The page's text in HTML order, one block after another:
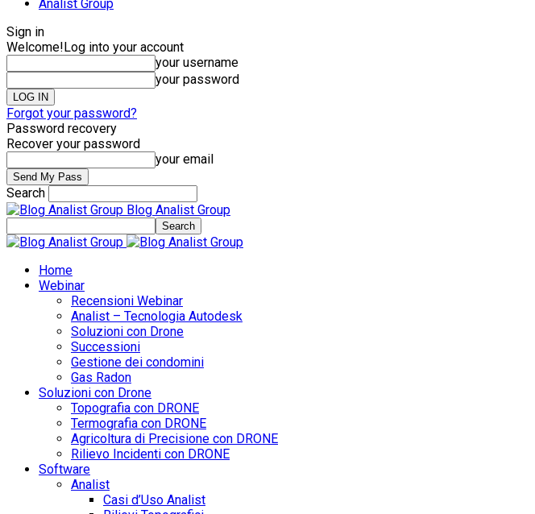
Analist Group
Sign in
Welcome!Log into your account
your username
your password
Forgot your password?
Password recovery
Recover your password
your email
Search
Blog Analist Group
Home
Webinar
Recensioni Webinar
Analist – Tecnologia Autodesk
Soluzioni con Drone
Successioni
Gestione dei condomini
Gas Radon
Soluzioni con Drone
Topografia con DRONE
Termografia con DRONE
Agricoltura di Precisione con DRONE
Rilievo Incidenti con DRONE
Software
Analist
Casi d’Uso Analist